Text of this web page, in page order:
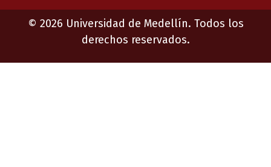
© 2026 Universidad de Medellín. Todos los
derechos reservados.